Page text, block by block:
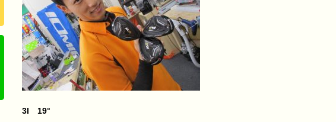
3I 19°